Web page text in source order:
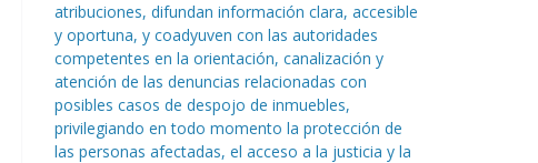
atribuciones, difundan información clara, accesible
y oportuna, y coadyuven con las autoridades
competentes en la orientación, canalización y
atención de las denuncias relacionadas con
posibles casos de despojo de inmuebles,
privilegiando en todo momento la protección de
las personas afectadas, el acceso a la justicia y la